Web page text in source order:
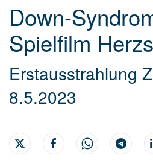
Down-
Spielfilm
Erstausstrahlung
8.5.2023